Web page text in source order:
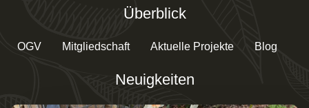
Überblick
OGV Mitgliedschaft Aktuelle Projekte Blog
Neuigkeiten